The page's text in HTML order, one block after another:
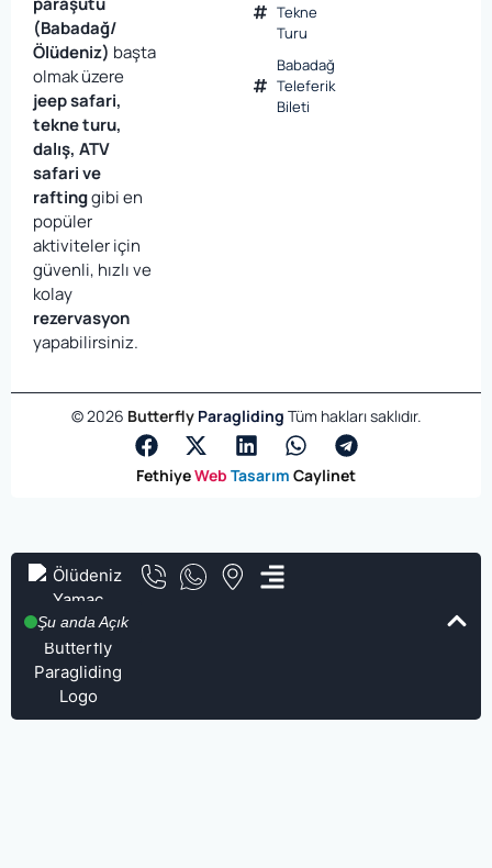
(Babadağ/
Ölüdeniz) başta
olmak üzere
jeep safari,
tekne turu,
dalış, ATV
safari ve
raftinggibi en
popüler
aktiviteler için
güvenli, hızlı ve
kolay
rezervasyon
yapabilirsiniz.
Tekne
Turu
Babadağ
Teleferik
Bileti
©2026 Butterfly Paragliding Tüm hakları saklıdır.
FethiyeWeb Tasarım Caylinet
Şu anda Açık